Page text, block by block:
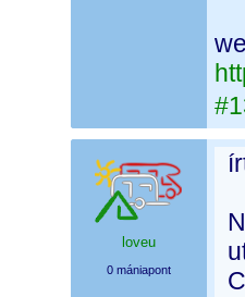
loveu
0 mániapont